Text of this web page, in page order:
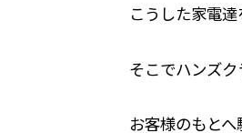
こうした家電
そこでハンズク
お客様のもとへ